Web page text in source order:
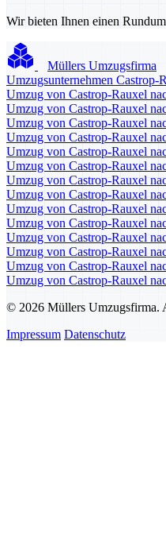
Wir bieten Ihnen einen
Müllers Umzugsfirma
Umzugsunternehmen Castrop-
Umzug von Castrop-Rauxel
Umzug von Castrop-Rauxel
Umzug von Castrop-Rauxel
Umzug von Castrop-Rauxel
Umzug von Castrop-Rauxel
Umzug von Castrop-Rauxel
Umzug von Castrop-Rauxel
Umzug von Castrop-Rauxel
Umzug von Castrop-Rauxel
Umzug von Castrop-Rauxel
Umzug von Castrop-Rauxel
Umzug von Castrop-Rauxel
Umzug von Castrop-Rauxel
Umzug von Castrop-Rauxel
© 2026 Müllers Umzugsfirma.
Impressum Datenschutz